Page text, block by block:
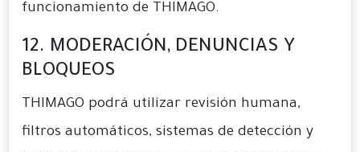
funcionamiento de THIMAGO.
12. MODERACIÓN, DENUNCIAS Y
BLOQUEOS
THIMAGO podrá utilizar revisión humana,
filtros automáticos, sistemas de detección y